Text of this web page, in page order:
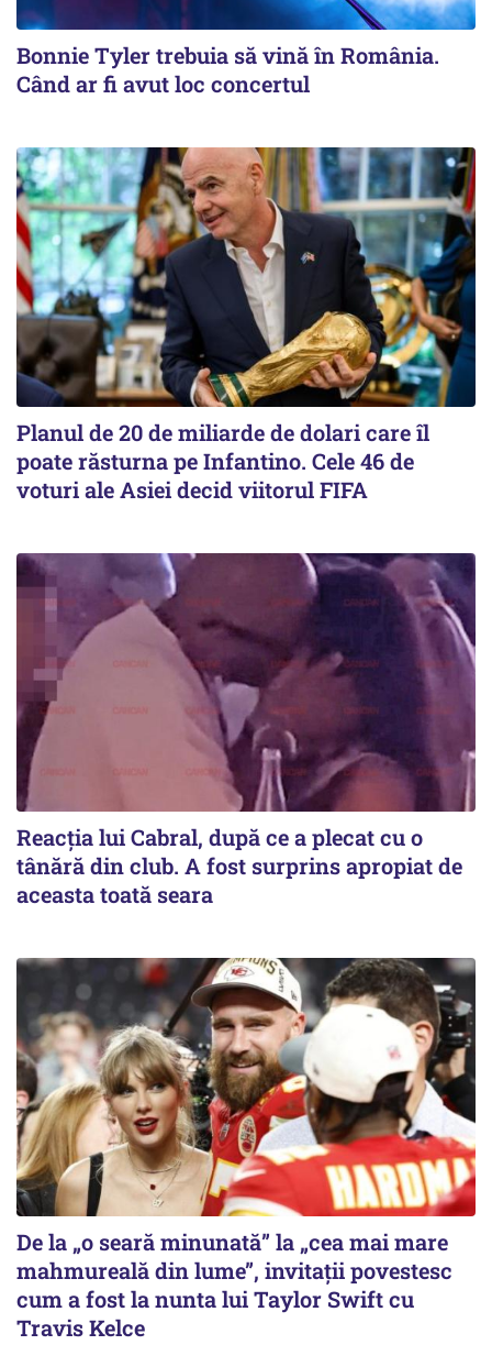
Bonnie Tyler trebuia să vină în România.
Când ar fi avut loc concertul
Planul de 20 de miliarde de dolari care îl
poate răsturna pe Infantino. Cele 46 de
voturi ale Asiei decid viitorul FIFA
Reacția lui Cabral, după ce a plecat cu o
tânără din club. A fost surprins apropiat de
aceasta toată seara
De la „o seară minunată” la „cea mai mare
mahmureală din lume”, invitații povestesc
cum a fost la nunta lui Taylor Swift cu
Travis Kelce